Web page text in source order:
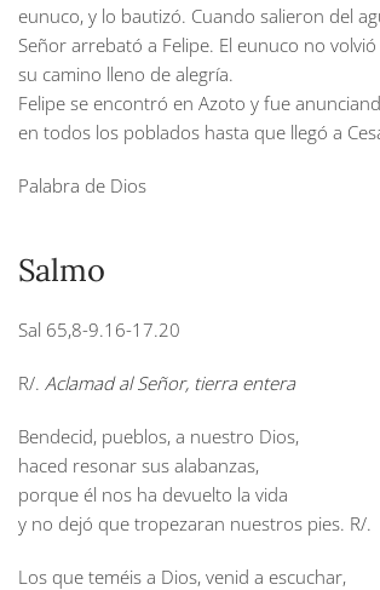
eunuco, y lo bautizó. Cuando salieron del
Señor arrebató a Felipe. El eunuco no
su camino lleno de alegría.
Felipe se encontró en Azoto y fue
en todos los poblados hasta que llegó a
Palabra de Dios
Salmo
Sal 65,8-9.16-17.20
R/. Aclamad al Señor, tierra entera
Bendecid, pueblos, a nuestro Dios,
haced resonar sus alabanzas,
porque él nos ha devuelto la vida
y no dejó que tropezaran nuestros pies. R/.
Los que teméis a Dios, venid a escuchar,